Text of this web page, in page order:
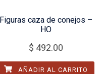
Figuras caza de conejos –
HO
$ 492.00
AÑADIR AL CARRITO